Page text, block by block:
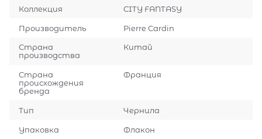
Коллекция CITY FANTASY
Производитель Pierre Cardin
Страна
производства
Китай
Страна
происхождения
бренда
Франция
Тип Чернила
Упаковка Флакон